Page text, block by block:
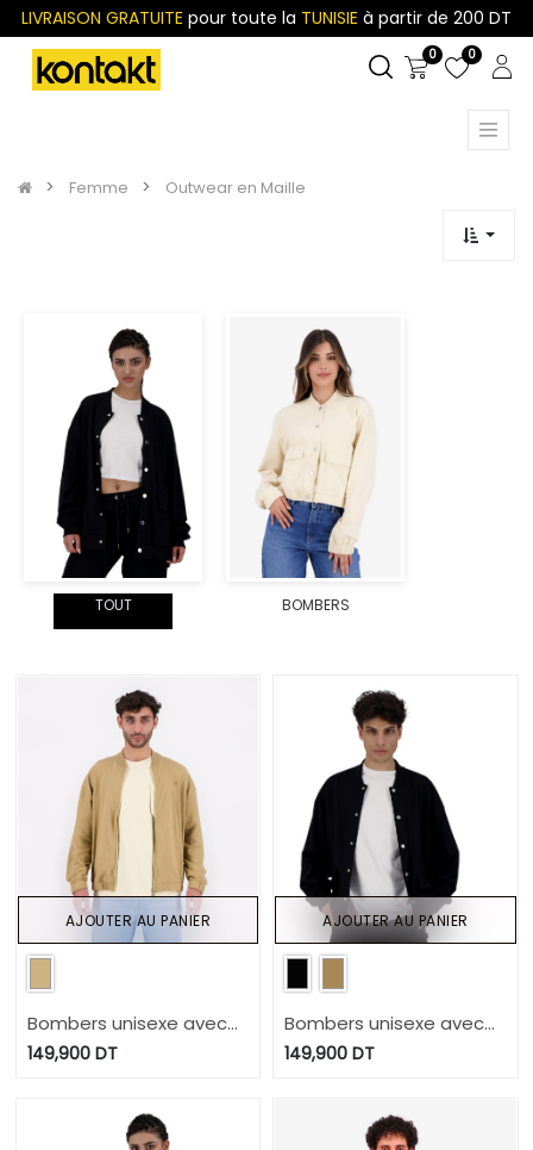
LIVRAISON GRATUITE pour toute la TUNISIE à partir de 200 DT
0 0
Femme Outwear en Maille
TOUT BOMBERS
Bombers unisexe avec
poches passepoilés
149,900DT
AJOUTER AU PANIER
Bombers unisexe avec
poche à rabat
149,900 DT
AJOUTER AU PANIER